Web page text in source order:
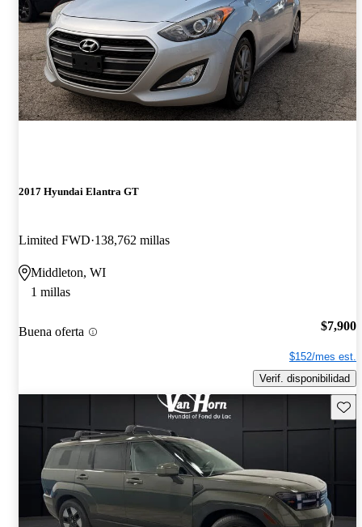
2017 Hyundai Elantra GT
Limited FWD 138,762 millas
Middleton, WI
1 millas
Buena oferta $7,900
$152/mes est.
Verif. disponibilidad